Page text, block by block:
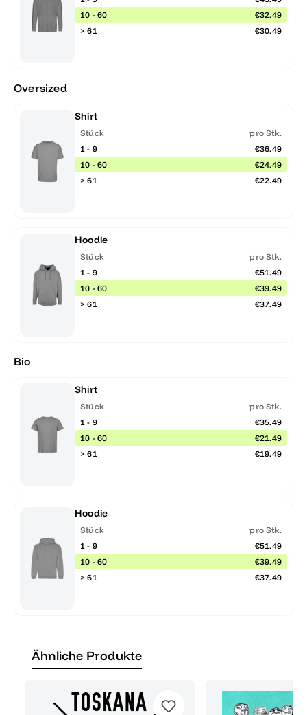
10 - 60
€32.49
> 61
€30.49
Oversized
Shirt
Stück
pro Stk.
1 - 9
€36.49
10 - 60
€24.49
> 61
€22.49
Hoodie
Stück
pro Stk.
1 - 9
€51.49
10 - 60
€39.49
> 61
€37.49
Bio
Shirt
Stück
pro Stk.
1 - 9
€35.49
10 - 60
€21.49
> 61
€19.49
Hoodie
Stück
pro Stk.
1 - 9
€51.49
10 - 60
€39.49
> 61
€37.49
Ähnliche Produkte